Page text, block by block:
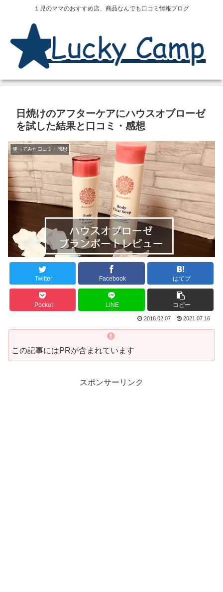
１児のママのおすすめ店、商品なんでも口コミ情報ブログ
日焼けのアフターケアにハウスオブローゼ
を試した結果と口コミ・感想
使ってみた口コミ・感想
Twitter Facebook はてブ
Pocket LINE コピー
2018.02.07 2021.07.16
この記事にはPRが含まれています
スポンサーリンク